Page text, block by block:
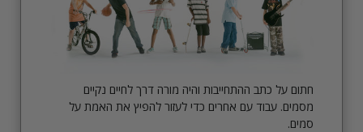
חתום על כתב ההתחייבות והיה מורה דרך לחיים נקיים
מסמים. עבוד עם אחרים כדי לעזור להפיץ את האמת על
סמים.